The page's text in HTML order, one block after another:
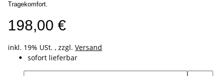
Tragekomfort.
198,00 €
inkl. 19% USt. , zzgl. Versand
sofort lieferbar